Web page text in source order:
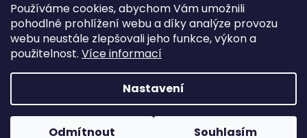
Používáme cookies, abychom Vám umožnili
pohodlné prohlížení webu a díky analýze provozu
webu neustále zlepšovali jeho funkce, výkon a
použitelnost. Více informací
Nastavení
Odmítnout Souhlasím
Vytvořil Shoptet
Copyright 2026Kapří kuličky. Všechna práva
vyhrazena.
Upravit nastavení cookies